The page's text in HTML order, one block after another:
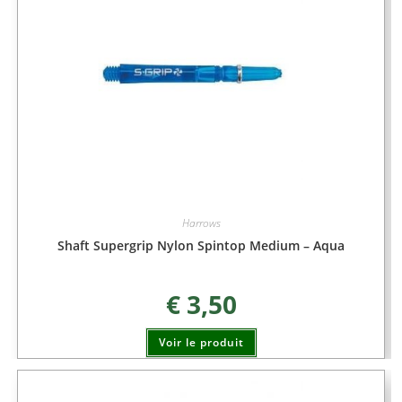
Harrows
Shaft Supergrip Nylon Spintop Medium – Aqua
€3,50
Voir le produit